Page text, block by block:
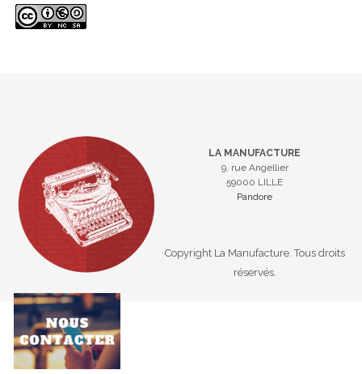
LA MANUFACTURE
9, rue Angellier
59000 LILLE
Pandore
Copyright La Manufacture. Tous droits
réservés.